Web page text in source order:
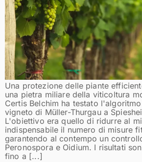
Una protezione delle piante
una pietra miliare della viticoltura
Certis Belchim ha testato
vigneto di Müller-Thurgau a
L'obiettivo era quello di ridurre al
indispensabile il numero di misure
garantendo al contempo un
Peronospora e Oidium. I risultati
fino a [...]